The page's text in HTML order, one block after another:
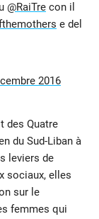
@RaiTre con il
e del
2016
des Quatre
du Sud-Liban à
leviers de
sociaux, elles
sur le
femmes qui